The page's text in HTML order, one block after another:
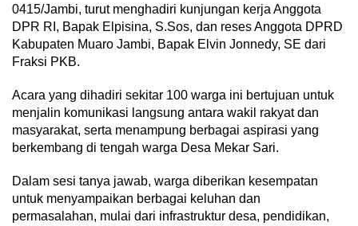
0415/Jambi, turut menghadiri kunjungan kerja Anggota
DPR RI, Bapak Elpisina, S.Sos, dan reses Anggota DPRD
Kabupaten Muaro Jambi, Bapak Elvin Jonnedy, SE dari
Fraksi PKB.
Acara yang dihadiri sekitar 100 warga ini bertujuan untuk
menjalin komunikasi langsung antara wakil rakyat dan
masyarakat, serta menampung berbagai aspirasi yang
berkembang di tengah warga Desa Mekar Sari.
Dalam sesi tanya jawab, warga diberikan kesempatan
untuk menyampaikan berbagai keluhan dan
permasalahan, mulai dari infrastruktur desa, pendidikan,